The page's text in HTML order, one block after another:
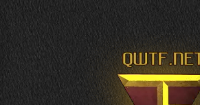
Перейти
содержимому